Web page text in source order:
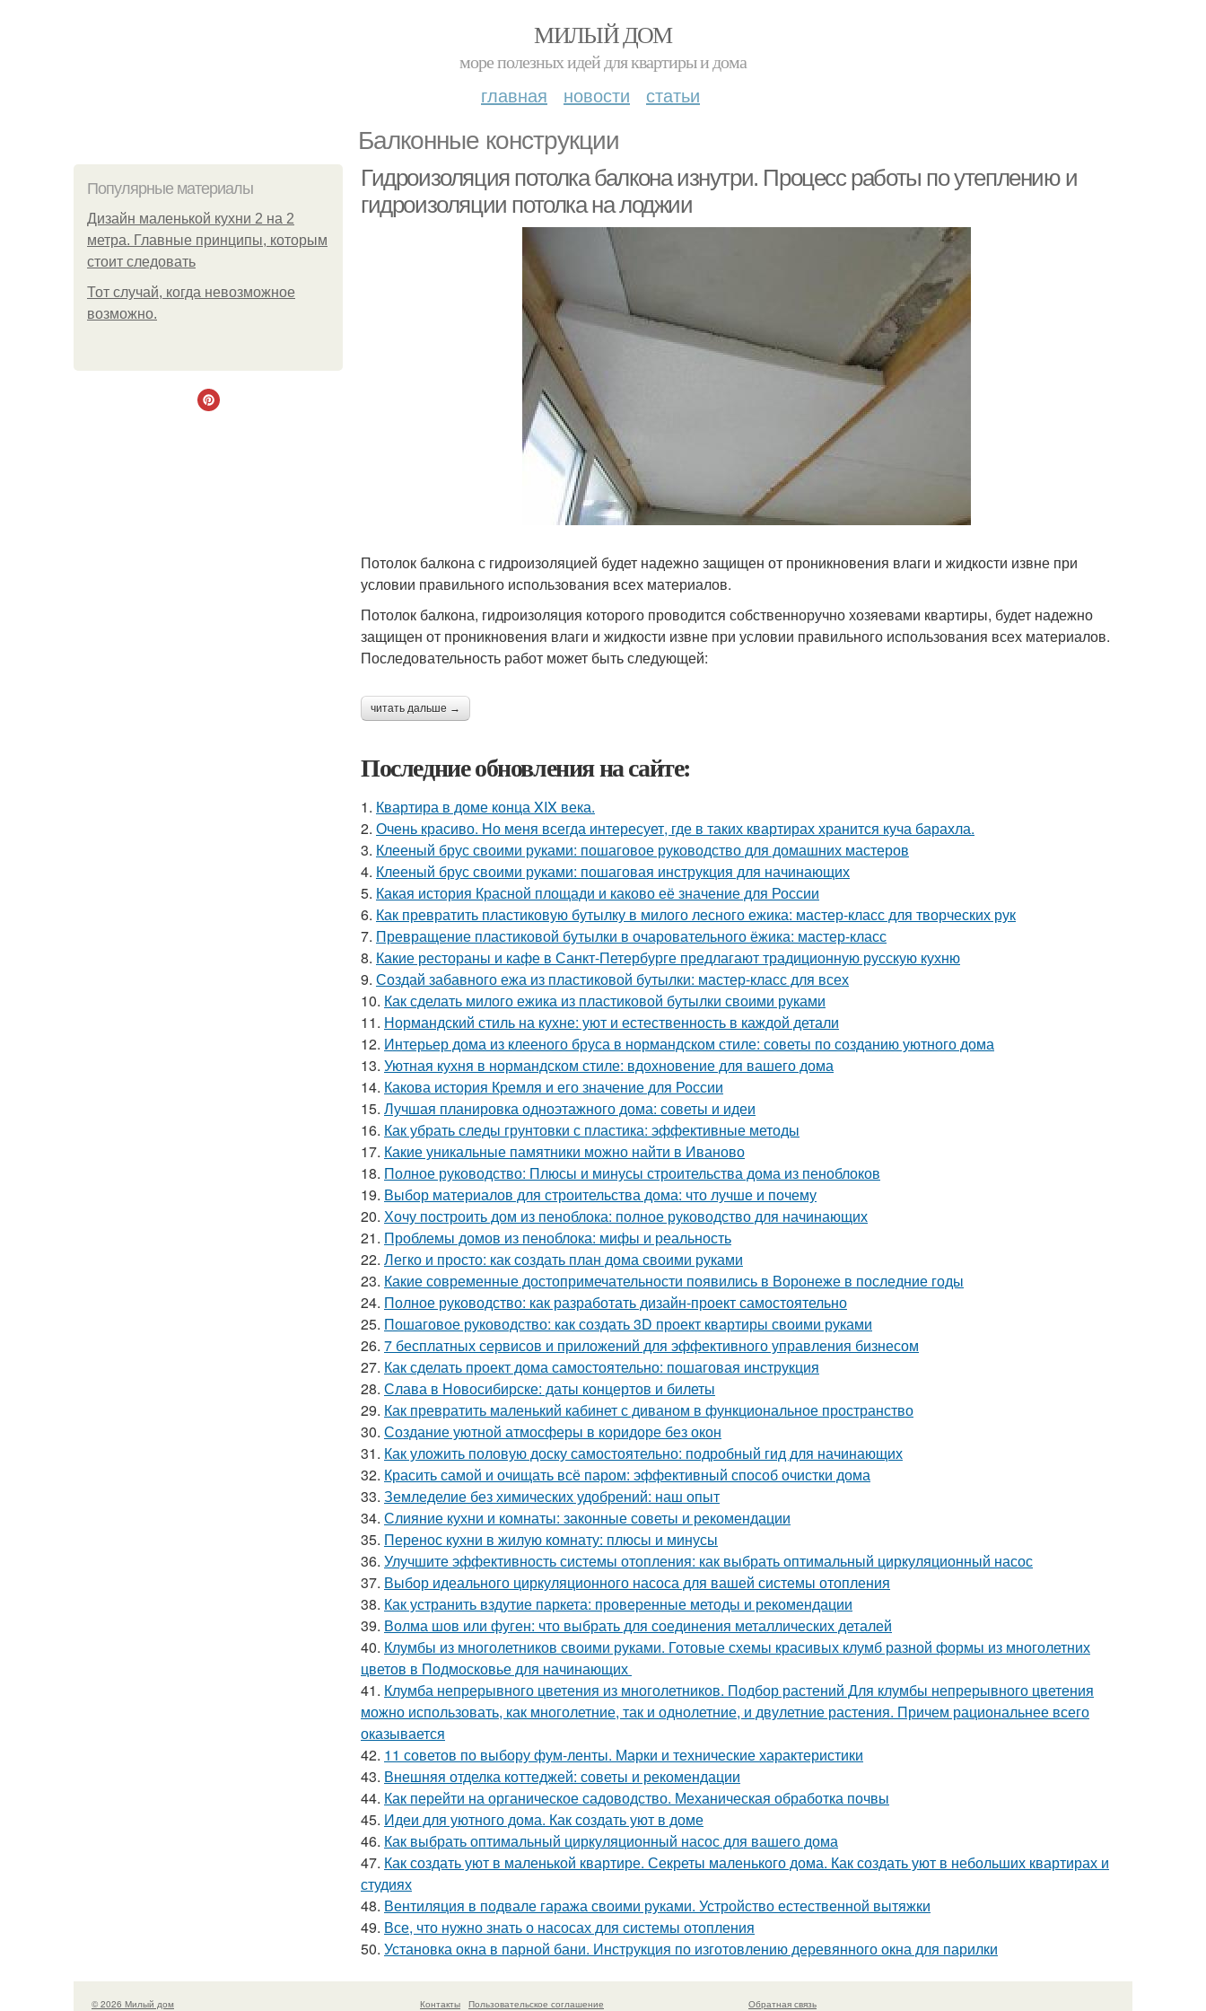
МИЛЫЙ ДОМ
море полезных идей для квартиры и дома
главная новости статьи
Балконные конструкции
Популярные материалы
Дизайн маленькой кухни 2 на 2
метра. Главные принципы, которым
стоит следовать
Тот случай, когда невозможное
возможно.
Гидроизоляция потолка балкона изнутри. Процесс работы по утеплению и
гидроизоляции потолка на лоджии
Потолок балкона с гидроизоляцией будет надежно защищен от проникновения влаги и жидкости извне при
условии правильного использования всех материалов.
Потолок балкона, гидроизоляция которого проводится собственноручно хозяевами квартиры, будет надежно
защищен от проникновения влаги и жидкости извне при условии правильного использования всех материалов.
Последовательность работ может быть следующей:
читать дальше →
Последние обновления на сайте:
1. Квартира в доме конца XIX века.
2. Очень красиво. Но меня всегда интересует, где в таких квартирах хранится куча барахла.
3. Клееный брус своими руками: пошаговое руководство для домашних мастеров
4. Клееный брус своими руками: пошаговая инструкция для начинающих
5. Какая история Красной площади и каково её значение для России
6. Как превратить пластиковую бутылку в милого лесного ежика: мастер-класс для творческих рук
7. Превращение пластиковой бутылки в очаровательного ёжика: мастер-класс
8. Какие рестораны и кафе в Санкт-Петербурге предлагают традиционную русскую кухню
9. Создай забавного ежа из пластиковой бутылки: мастер-класс для всех
10. Как сделать милого ежика из пластиковой бутылки своими руками
11. Нормандский стиль на кухне: уют и естественность в каждой детали
12. Интерьер дома из клееного бруса в нормандском стиле: советы по созданию уютного дома
13. Уютная кухня в нормандском стиле: вдохновение для вашего дома
14. Какова история Кремля и его значение для России
15. Лучшая планировка одноэтажного дома: советы и идеи
16. Как убрать следы грунтовки с пластика: эффективные методы
17. Какие уникальные памятники можно найти в Иваново
18. Полное руководство: Плюсы и минусы строительства дома из пеноблоков
19. Выбор материалов для строительства дома: что лучше и почему
20. Хочу построить дом из пеноблока: полное руководство для начинающих
21. Проблемы домов из пеноблока: мифы и реальность
22. Легко и просто: как создать план дома своими руками
23. Какие современные достопримечательности появились в Воронеже в последние годы
24. Полное руководство: как разработать дизайн-проект самостоятельно
25. Пошаговое руководство: как создать 3D проект квартиры своими руками
26. 7 бесплатных сервисов и приложений для эффективного управления бизнесом
27. Как сделать проект дома самостоятельно: пошаговая инструкция
28. Слава в Новосибирске: даты концертов и билеты
29. Как превратить маленький кабинет с диваном в функциональное пространство
30. Создание уютной атмосферы в коридоре без окон
31. Как уложить половую доску самостоятельно: подробный гид для начинающих
32. Красить самой и очищать всё паром: эффективный способ очистки дома
33. Земледелие без химических удобрений: наш опыт
34. Слияние кухни и комнаты: законные советы и рекомендации
35. Перенос кухни в жилую комнату: плюсы и минусы
36. Улучшите эффективность системы отопления: как выбрать оптимальный циркуляционный насос
37. Выбор идеального циркуляционного насоса для вашей системы отопления
38. Как устранить вздутие паркета: проверенные методы и рекомендации
39. Волма шов или фуген: что выбрать для соединения металлических деталей
40. Клумбы из многолетников своими руками. Готовые схемы красивых клумб разной формы из многолетних
цветов в Подмосковье для начинающих
41. Клумба непрерывного цветения из многолетников. Подбор растений Для клумбы непрерывного цветения
можно использовать, как многолетние, так и однолетние, и двулетние растения. Причем рациональнее всего
оказывается
42. 11 советов по выбору фум-ленты. Марки и технические характеристики
43. Внешняя отделка коттеджей: советы и рекомендации
44. Как перейти на органическое садоводство. Механическая обработка почвы
45. Идеи для уютного дома. Как создать уют в доме
46. Как выбрать оптимальный циркуляционный насос для вашего дома
47. Как создать уют в маленькой квартире. Секреты маленького дома. Как создать уют в небольших квартирах и
студиях
48. Вентиляция в подвале гаража своими руками. Устройство естественной вытяжки
49. Все, что нужно знать о насосах для системы отопления
50. Установка окна в парной бани. Инструкция по изготовлению деревянного окна для парилки
© 2026 Милый дом Контакты Пользовательское соглашение Обратная связь